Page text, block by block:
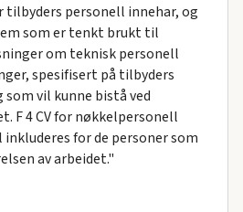
tilbyders personell innehar, og
som er tenkt brukt til
om teknisk personell
spesifisert på tilbyders
vil kunne bistå ved
F 4 CV for nøkkelpersonell
for de personer som
av arbeidet."